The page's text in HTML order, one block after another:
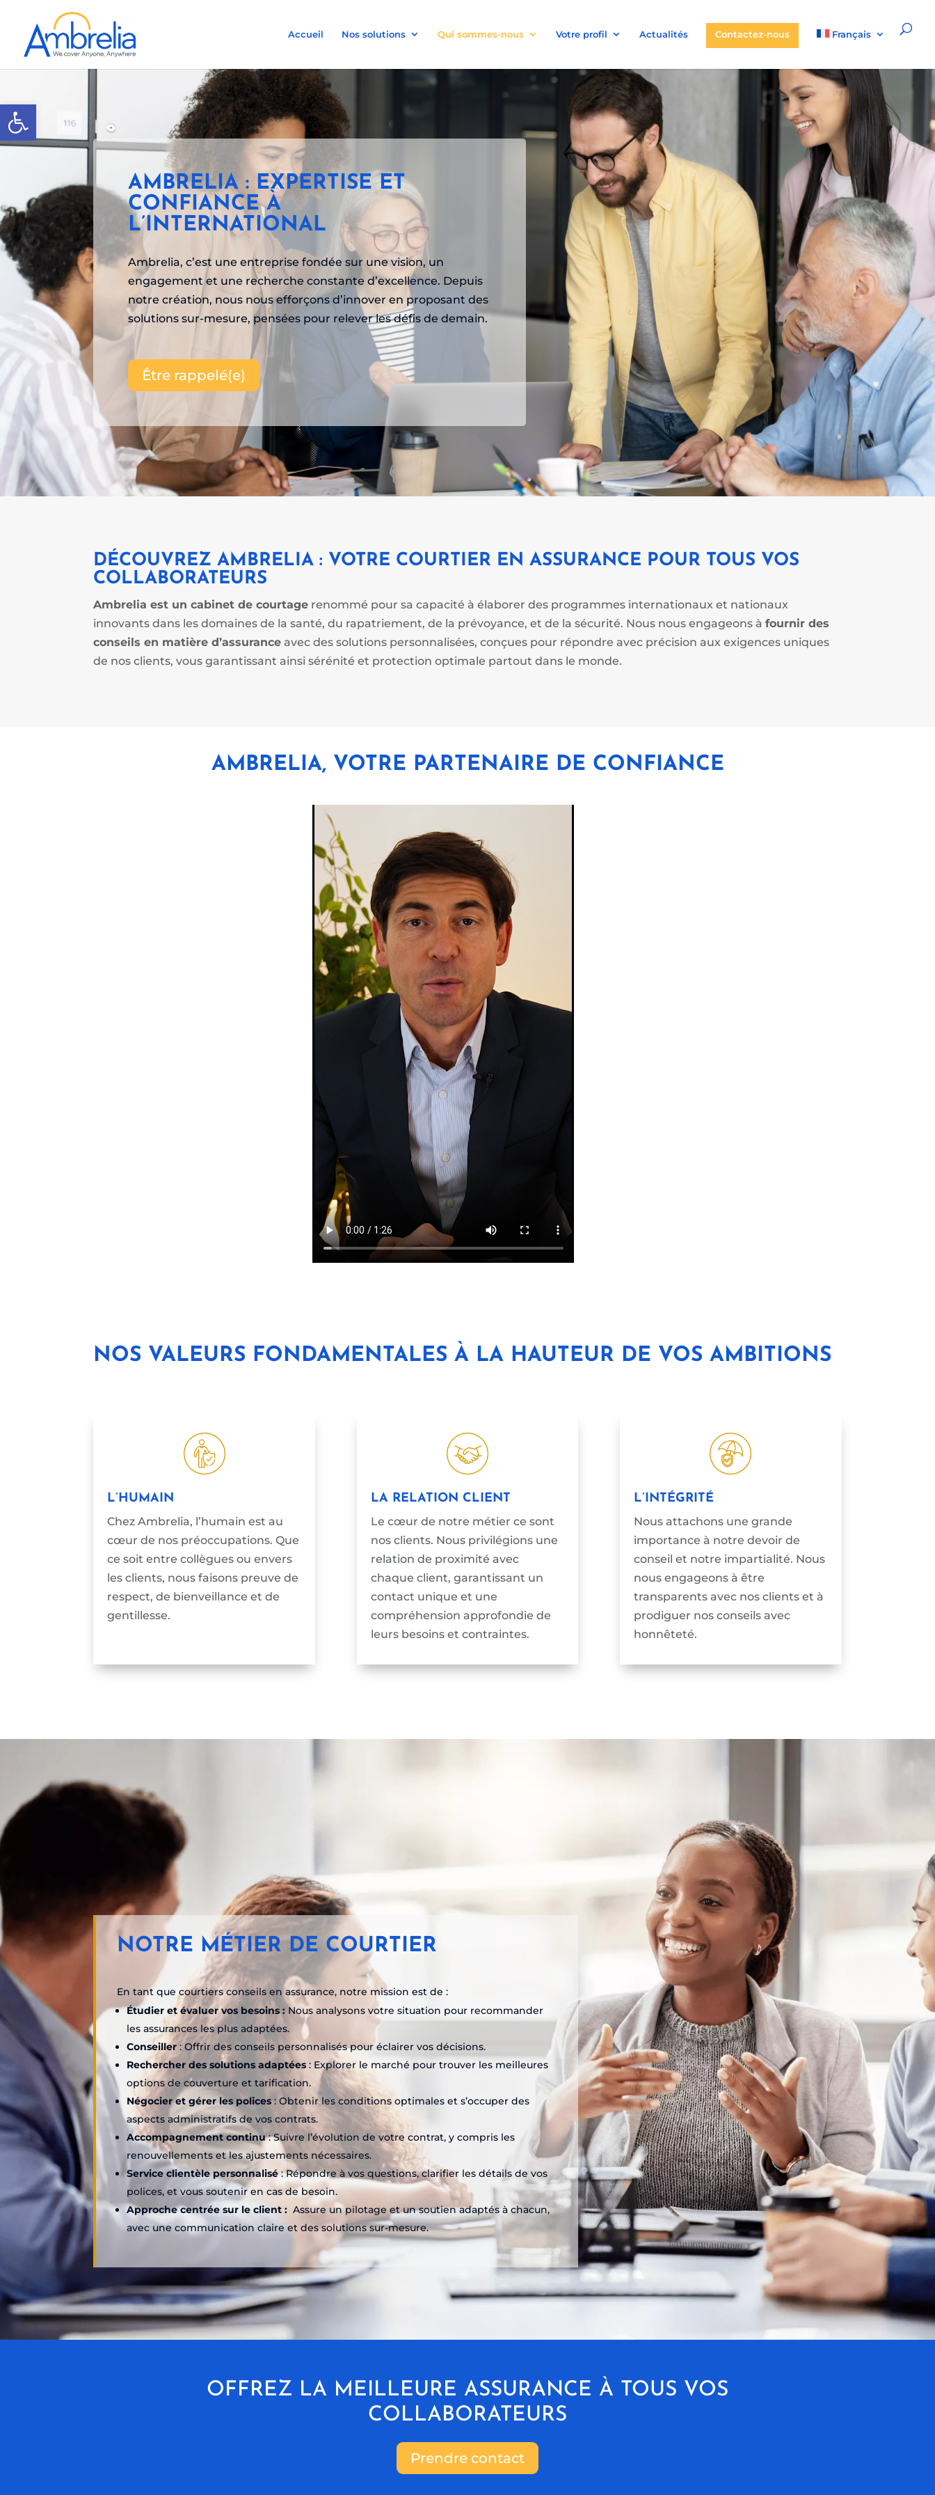
Ouvrir la barre d’outils
Accueil Nos solutions Qui sommes-nous Votre profil Actualités Contactez-nous Français
AMBRELIA : EXPERTISE ET
CONFIANCE À
L’INTERNATIONAL
Ambrelia, c’est une entreprise fondée sur une vision, un
engagement et une recherche constante d’excellence. Depuis
notre création, nous nous efforçons d’innover en proposant des
solutions sur-mesure, pensées pour relever les défis de demain.
Être rappelé(e)
DÉCOUVREZ AMBRELIA : VOTRE COURTIER EN ASSURANCE POUR TOUS VOS
COLLABORATEURS
Ambrelia est un cabinet de courtage renommé pour sa capacité à élaborer des programmes internationaux et nationaux
innovants dans les domaines de la santé, du rapatriement, de la prévoyance, et de la sécurité. Nous nous engageons àfournir des
conseils en matière d’assurance avec des solutions personnalisées, conçues pour répondre avec précision aux exigences uniques
de nos clients, vous garantissant ainsi sérénité et protection optimale partout dans le monde.
AMBRELIA, VOTRE PARTENAIRE DE CONFIANCE
NOS VALEURS FONDAMENTALES À LA HAUTEUR DE VOS AMBITIONS
L’HUMAIN
Chez Ambrelia, l’humain est au
cœur de nos préoccupations. Que
ce soit entre collègues ou envers
les clients, nous faisons preuve de
respect, de bienveillance et de
gentillesse.
LA RELATION CLIENT
Le cœur de notre métier ce sont
nos clients. Nous privilégions une
relation de proximité avec
chaque client, garantissant un
contact unique et une
compréhension approfondie de
leurs besoins et contraintes.
L’INTÉGRITÉ
Nous attachons une grande
importance à notre devoir de
conseil et notre impartialité. Nous
nous engageons à être
transparents avec nos clients et à
prodiguer nos conseils avec
honnêteté.
NOTRE MÉTIER DE COURTIER
En tant que courtiers conseils en assurance, notre mission est de :
Étudier et évaluer vos besoins : Nous analysons votre situation pour recommander
les assurances les plus adaptées.
Conseiller : Offrir des conseils personnalisés pour éclairer vos décisions.
Rechercher des solutions adaptées: Explorer le marché pour trouver les meilleures
options de couverture et tarification.
Négocier et gérer les polices: Obtenir les conditions optimales et s’occuper des
aspects administratifs de vos contrats.
Accompagnement continu: Suivre l’évolution de votre contrat, y compris les
renouvellements et les ajustements nécessaires.
Service clientèle personnalisé: Répondre à vos questions, clarifier les détails de vos
polices, et vous soutenir en cas de besoin.
Approche centrée sur le client : Assure un pilotage et un soutien adaptés à chacun,
avec une communication claire et des solutions sur-mesure.
OFFREZ LA MEILLEURE ASSURANCE À TOUS VOS
COLLABORATEURS
Prendre contact